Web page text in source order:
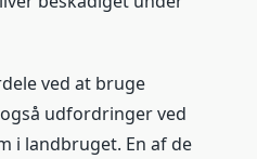
ved at bruge
udfordringer ved
i landbruget. En af de